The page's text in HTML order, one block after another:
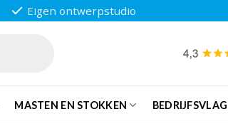
Eigen ontwerpstudio
MASTEN EN STOKKEN